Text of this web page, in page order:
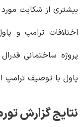
بیشتری از شکایت مورد
اختلافات ترامپ و
پروژه ساختمانی
پاول با توصیف ترامپ
نتایج گزارش